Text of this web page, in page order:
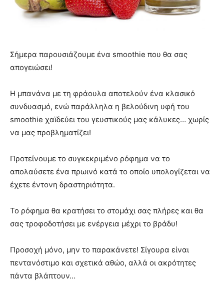
Σήμερα παρουσιάζουμε ένα smoothie που θα σας
απογειώσει!
Η μπανάνα με τη φράουλα αποτελούν ένα κλασικό
συνδυασμό, ενώ παράλληλα η βελούδινη υφή του
smoothie χαϊδεύει του γευστικούς μας κάλυκες… χωρίς
να μας προβληματίζει!
Προτείνουμε το συγκεκριμένο ρόφημα να το
απολαύσετε ένα πρωινό κατά το οποίο υπολογίζεται να
έχετε έντονη δραστηριότητα.
Το ρόφημα θα κρατήσει το στομάχι σας πλήρες και θα
σας τροφοδοτήσει με ενέργεια μέχρι το βράδυ!
Προσοχή μόνο, μην το παρακάνετε! Σίγουρα είναι
πεντανόστιμο και σχετικά αθώο, αλλά οι ακρότητες
πάντα βλάπτουν…